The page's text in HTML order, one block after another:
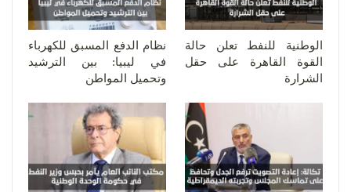
الوطنية للنفط تعلن حالة
القوة القاهرة على حقل
الشرارة
نظام الدفع المسبق للكهرباء
في ليبيا: بين الترشيد
وتحميل المواطن